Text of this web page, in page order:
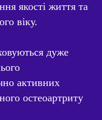
якості життя та
віку.
дуже
активних
остеоартриту